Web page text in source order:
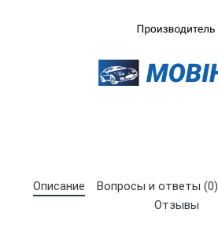
Описание Вопросы и ответы (0)
Отзывы